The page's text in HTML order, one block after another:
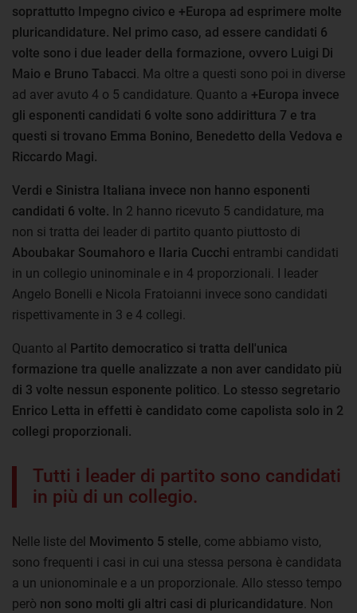
soprattutto Impegno civico e +Europa ad esprimere molte
pluricandidature. Nel primo caso, ad essere candidati 6
volte sono i due leader della formazione, ovvero Luigi Di
Maio e Bruno Tabacci. Ma oltre a questi sono poi in diverse
ad aver avuto 4 o 5 candidature. Quanto a +Europa invece
gli esponenti candidati 6 volte sono addirittura 7 e tra
questi si trovano Emma Bonino, Benedetto della Vedova e
Riccardo Magi.
Verdi e Sinistra Italiana invece non hanno esponenti
candidati 6 volte. In 2 hanno ricevuto 5 candidature, ma
non si tratta dei leader di partito quanto piuttosto di
Aboubakar Soumahoro e Ilaria Cucchi entrambi candidati
in un collegio uninominale e in 4 proporzionali. I leader
Angelo Bonelli e Nicola Fratoianni invece sono candidati
rispettivamente in 3 e 4 collegi.
Quanto al Partito democratico si tratta dell'unica
formazione tra quelle analizzate a non aver candidato più
di 3 volte nessun esponente politico. Lo stesso segretario
Enrico Letta in effetti è candidato come capolista solo in 2
collegi proporzionali.
Tutti i leader di partito sono candidati
in più di un collegio.
Nelle liste del Movimento 5 stelle, come abbiamo visto,
sono frequenti i casi in cui una stessa persona è candidata
a un unionominale e a un proporzionale. Allo stesso tempo
però non sono molti gli altri casi di pluricandidature. Non